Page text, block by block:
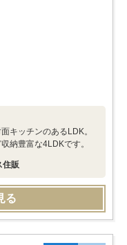
キッチンのあるLDK。
納豊富な4LDKです。
住販
る